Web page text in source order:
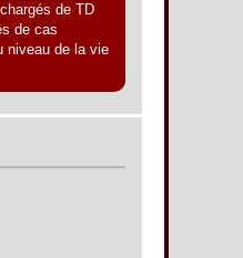
de TD
de cas
niveau de la vie